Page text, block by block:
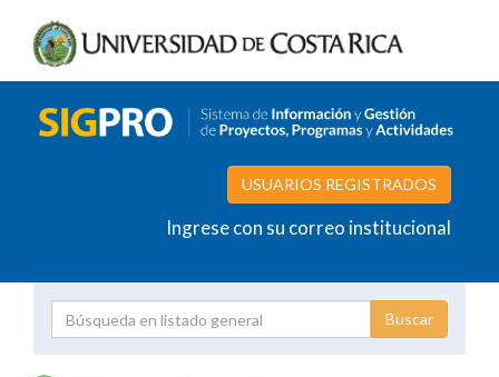
USUARIOS REGISTRADOS
Ingrese con su correo institucional